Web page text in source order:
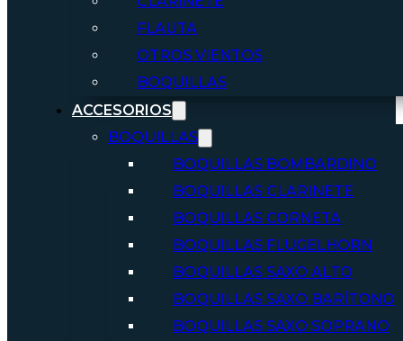
FLAUTA
OTROS VIENTOS
BOQUILLAS
ACCESORIOS
BOQUILLAS
BOQUILLAS BOMBARDINO
BOQUILLAS CLARINETE
BOQUILLAS CORNETA
BOQUILLAS FLUGELHORN
BOQUILLAS SAXO ALTO
BOQUILLAS SAXO BARÍTONO
BOQUILLAS SAXO SOPRANO